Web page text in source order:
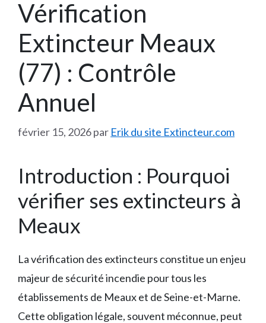
Vérification
Extincteur Meaux
(77) : Contrôle
Annuel
février 15, 2026par Erik du site Extincteur.com
Introduction : Pourquoi
vérifier ses extincteurs à
Meaux
La vérification des extincteurs constitue un enjeu
majeur de sécurité incendie pour tous les
établissements de Meaux et de Seine-et-Marne.
Cette obligation légale, souvent méconnue, peut